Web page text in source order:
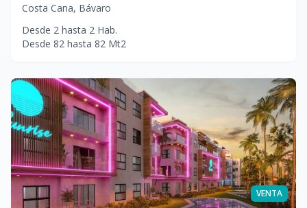
Costa Cana, Bávaro
Desde 2 hasta 2 Hab.
Desde 82 hasta 82 Mt2
VENTA